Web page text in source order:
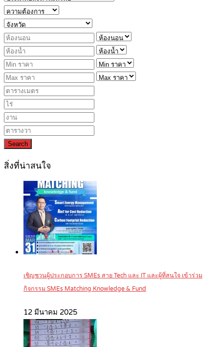
Search
สิ่งที่น่าสนใจ
เชิญชวนผู้ประกอบการ SMEs สาย Tech และ IT และผู้ที่สนใจ เข้าร่วม
กิจกรรม SMEs Matching Knowledge & Fund
12 มีนาคม 2025